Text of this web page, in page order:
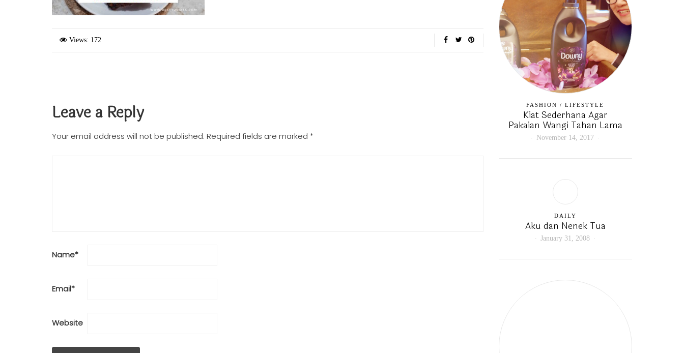
Views: 172
Leave a Reply
Your email address will not be published. Required fields are marked *
Name*
Email*
Website
FASHION /LIFESTYLE
Kiat Sederhana Agar
Pakaian Wangi Tahan Lama
November 14, 2017
DAILY
Aku dan Nenek Tua
January 31, 2008